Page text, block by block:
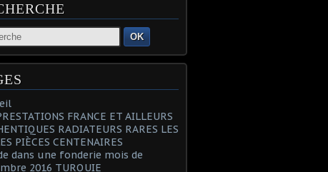
OK
FRANCE ET AILLEURS
RADIATEURS RARES LES
PIÈCES CENTENAIRES
dans une fonderie mois de
2016 TURQUIE